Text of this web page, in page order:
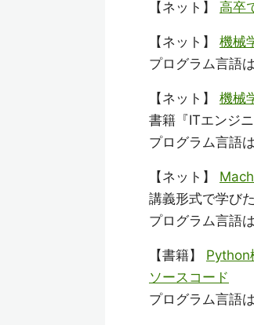
【ネット】 高卒
【ネット】 機械
プログラム言語
【ネット】 機械
書籍『ITエンジ
プログラム言語
【ネット】
講義形式で学び
プログラム言語
【書籍】 Python
ソースコード
プログラム言語